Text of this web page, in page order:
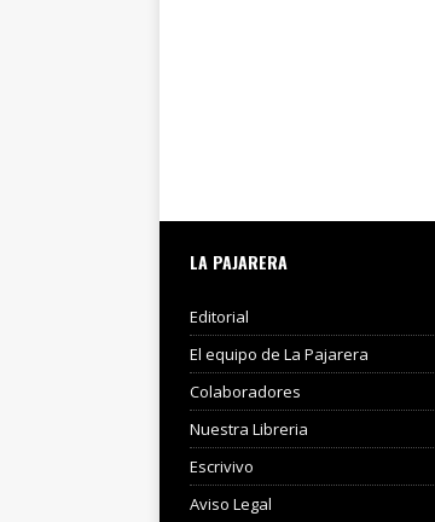
LA PAJARERA
Editorial
El equipo de La Pajarera
Colaboradores
Nuestra Libreria
Escrivivo
Aviso Legal